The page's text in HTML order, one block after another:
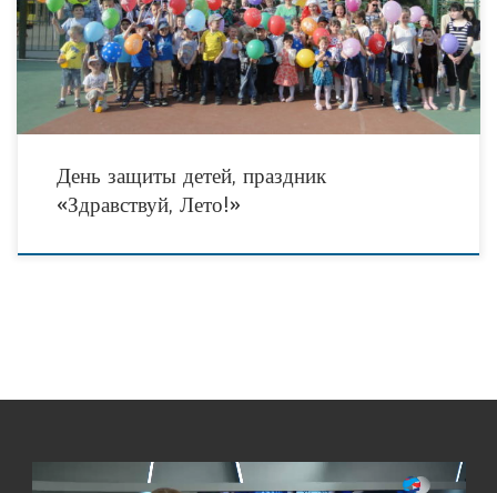
посвящённое Дню защиты детей. Участниками мероприятия были как дети
День защиты детей, праздник
«Здравствуй, Лето!»